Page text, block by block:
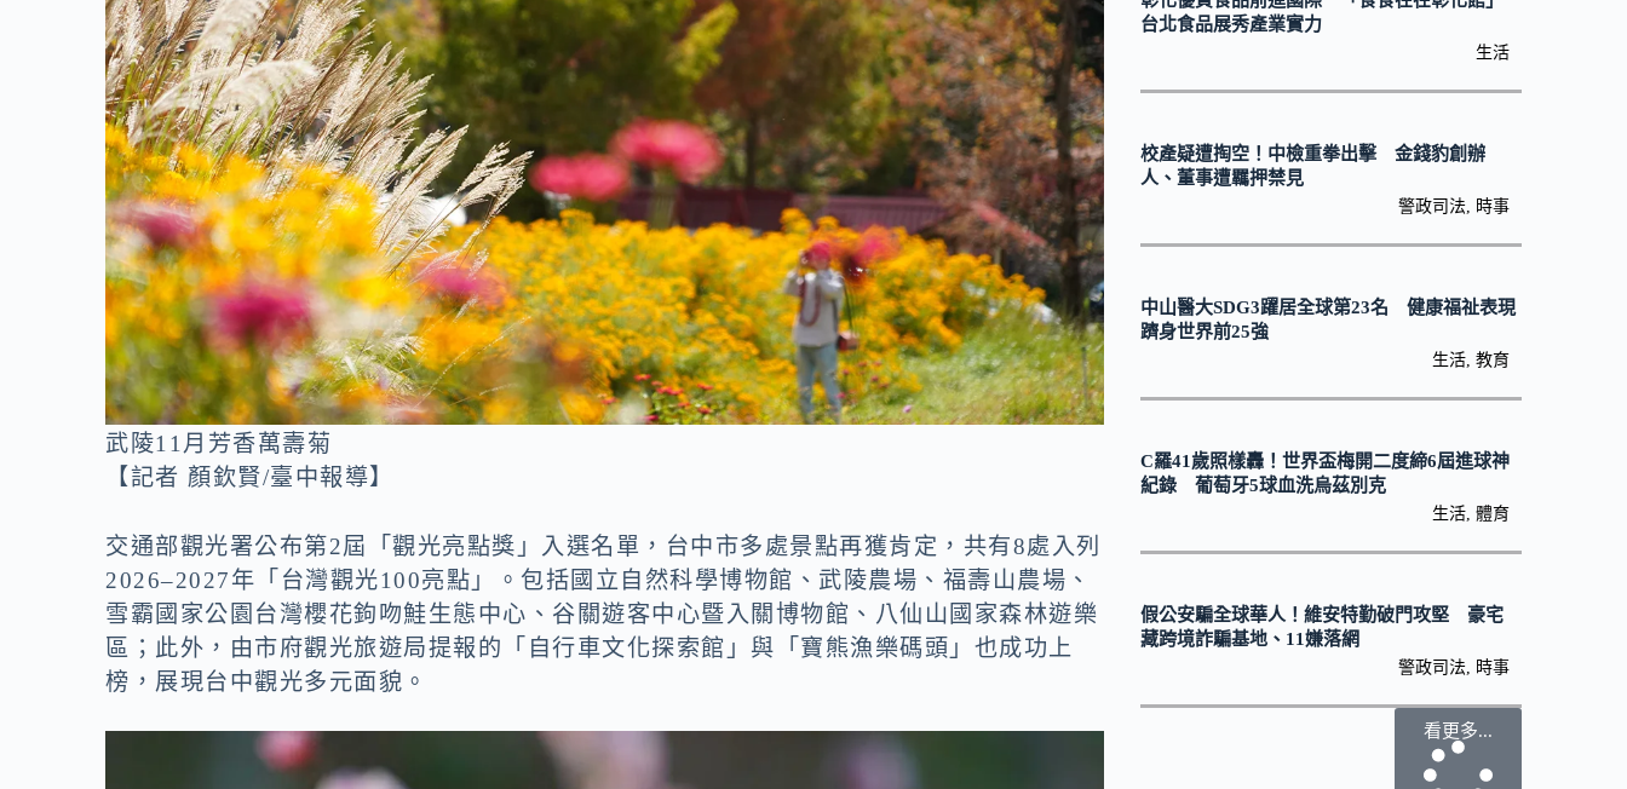
o
k
n
k
武陵11月芳香萬壽菊
【記者 顏欽賢/臺中報導】
交通部觀光署公布第2屆「觀光亮點獎」入選名單，台中市多處景點再獲肯定，共有8處入列
2026–2027年「台灣觀光100亮點」。包括國立自然科學博物館、武陵農場、福壽山農場、
雪霸國家公園台灣櫻花鉤吻鮭生態中心、谷關遊客中心暨入關博物館、八仙山國家森林遊樂
區；此外，由市府觀光旅遊局提報的「自行車文化探索館」與「寶熊漁樂碼頭」也成功上
榜，展現台中觀光多元面貌。
台北食品展秀產業實力
生活
校產疑遭掏空！中檢重拳出擊 金錢豹創辦
人、董事遭羈押禁見
警政司法, 時事
中山醫大SDG3躍居全球第23名 健康福祉表現
躋身世界前25強
生活, 教育
C羅41歲照樣轟！世界盃梅開二度締6屆進球神
紀錄 葡萄牙5球血洗烏茲別克
生活, 體育
假公安騙全球華人！維安特勤破門攻堅 豪宅
藏跨境詐騙基地、11嫌落網
警政司法, 時事
看更多...